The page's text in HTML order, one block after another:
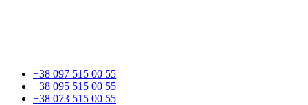
+38 097 515 00 55
+38 095 515 00 55
+38 073 515 00 55